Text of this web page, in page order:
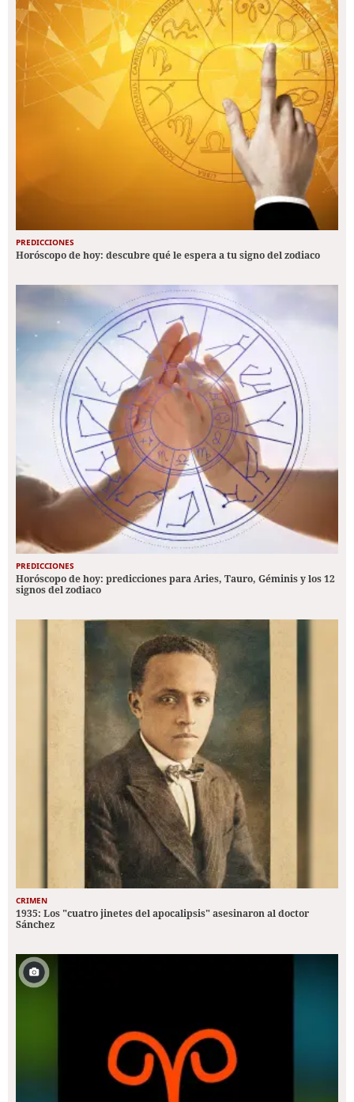
PREDICCIONES
Horóscopo de hoy: descubre qué le espera a tu signo del zodiaco
PREDICCIONES
Horóscopo de hoy: predicciones para Aries, Tauro, Géminis y los 12
signos del zodiaco
CRIMEN
1935: Los "cuatro jinetes del apocalipsis" asesinaron al doctor
Sánchez